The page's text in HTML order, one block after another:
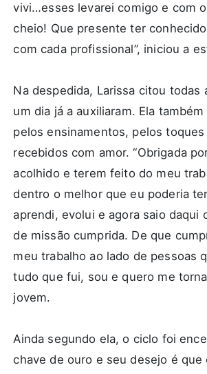
vivi…esses levarei comigo e com
cheio! Que presente ter
com cada profissional”, iniciou a
Na despedida, Larissa citou todas
um dia já a auxiliaram. Ela
pelos ensinamentos, pelos
recebidos com amor. “Obrigada
acolhido e terem feito do meu
dentro o melhor que eu poderia
aprendi, evolui e agora saio daqui
de missão cumprida. De que
meu trabalho ao lado de pessoas
tudo que fui, sou e quero me
jovem.
Ainda segundo ela, o ciclo foi
chave de ouro e seu desejo é que